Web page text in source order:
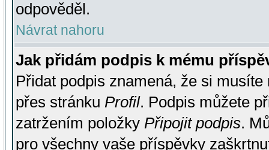
odpověděl.
Návrat nahoru
Jak přidám podpis k mému
Přidat podpis znamená, že si
přes stránku Profil. Podpis můžete
zatržením položky Připojit podpis.
pro všechny vaše příspěvky